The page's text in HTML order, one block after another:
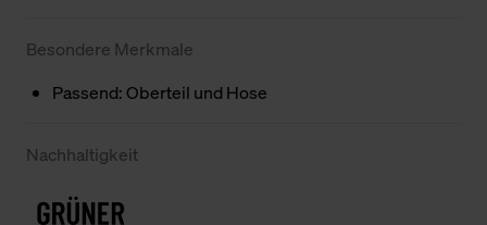
Besondere Merkmale
Passend: Oberteil und Hose
Nachhaltigkeit